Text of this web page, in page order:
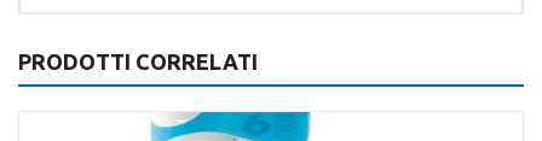
PRODOTTI CORRELATI